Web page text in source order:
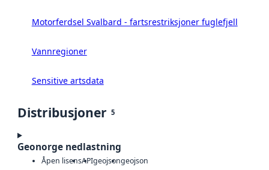
Motorferdsel Svalbard - fartsrestriksjoner fuglefjell
Vannregioner
Sensitive artsdata
Distribusjoner 5
Geonorge nedlastning
Åpen lisensAPIgeojsongeojson